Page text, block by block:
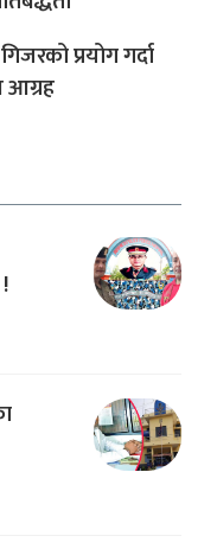
प्रयोग गर्दा
आग्रह